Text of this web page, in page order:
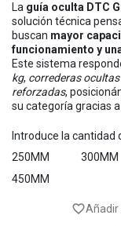
La guía oculta DTC
solución técnica
buscan mayor
funcionamiento y
Este sistema
kg, correderas
reforzadas,
su categoría gracias
Introduce la cantidad
250MM
300MM
450MM
favorite_borderAñadir